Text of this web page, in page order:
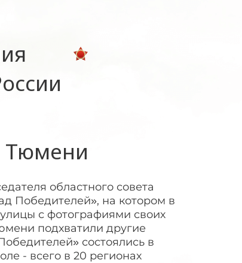
Тюмени
областного совета
Победителей», на котором в
с фотографиями своих
подхватили другие
состоялись в
- всего в 20 регионах